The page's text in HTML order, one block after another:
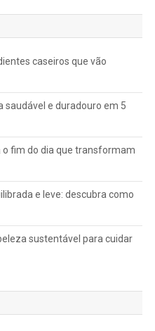
caseiros que vão
saudável e duradouro em 5
fim do dia que transformam
e leve: descubra como
sustentável para cuidar